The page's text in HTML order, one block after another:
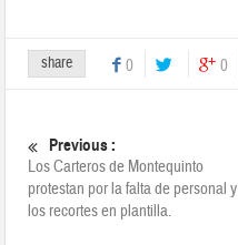
share 0 0
Previous :
Los Carteros de Montequinto
protestan por la falta de personal y
los recortes en plantilla.